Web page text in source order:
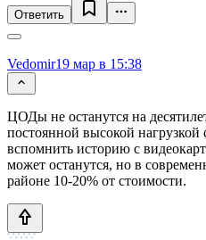
Ответить
Vedomir19 мар в 15:38
ЦОДы не останутся на
постоянной высокой
вспомнить историю с
может останутся, но в
районе 10-20% от стоимости.